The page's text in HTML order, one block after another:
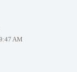
AM